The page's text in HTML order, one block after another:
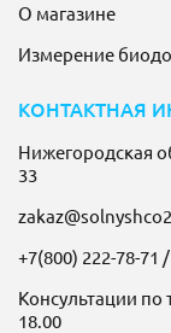
О магазине
Измерение
КОНТАКТНАЯ
Нижегородская
33
+7(800) 222-78-71 /
Консультации по
18.00